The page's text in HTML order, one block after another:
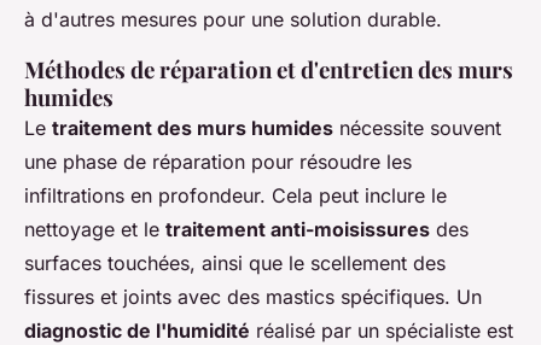
à d'autres mesures pour une solution durable.
Méthodes de réparation et d'entretien des murs
humides
Le traitement des murs humides nécessite souvent
une phase de réparation pour résoudre les
infiltrations en profondeur. Cela peut inclure le
nettoyage et le traitement anti-moisissures des
surfaces touchées, ainsi que le scellement des
fissures et joints avec des mastics spécifiques. Un
diagnostic de l'humidité réalisé par un spécialiste est